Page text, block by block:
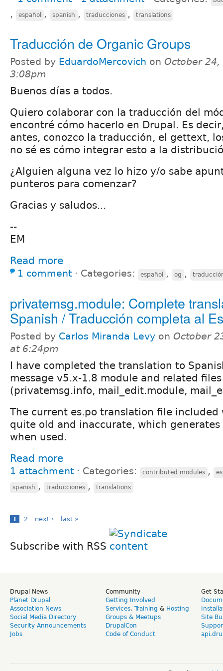
, español , spanish , traducciones , translations
Traducción de Organic Groups
Posted by EduardoMercovich on October
3:08pm
Buenos días a todos.
Quiero colaborar con la traducción del
encontré cómo hacerlo en Drupal. Es
antes, conozco la traducción, el gettext,
no sé es cómo integrar esto a la
¿Alguien alguna vez lo hizo y/o sabe
punteros para comenzar?
Gracias y saludos...
--
EM
Read more
1 comment ⋅ Categories: español , og ,
privatemsg.module: Complete
Spanish / Traducción completa al
Posted by Carlos Miranda Levy on October
at 6:24pm
I have completed the translation to
message v5.x-1.8 module and related
(privatemsg.info, mail_edit.module,
The current es.po translation file
quite old and inaccurate, which
when used.
Read more
1 attachment ⋅ Categories: contributed modules ,
spanish , traducciones , translations
1 2 next › last »
Subscribe with RSS
Drupal News
Planet Drupal
Association News
Social Media Directory
Security Announcements
Jobs
Community
Getting Involved
Services, Training & Hosting
Groups & Meetups
DrupalCon
Code of Conduct
Get
Site